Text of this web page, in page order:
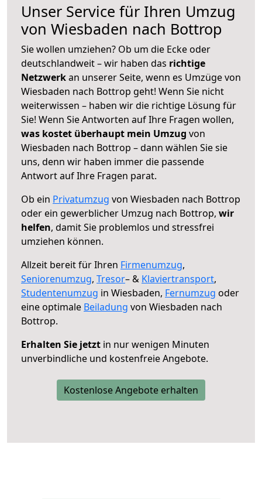
Unser Service für Ihren Umzug
von Wiesbaden nach Bottrop
Sie wollen umziehen? Ob um die Ecke oder
deutschlandweit – wir haben das richtige
Netzwerkan unserer Seite, wenn es Umzüge von
Wiesbaden nach Bottrop geht! Wenn Sie nicht
weiterwissen – haben wir die richtige Lösung für
Sie! Wenn Sie Antworten auf Ihre Fragen wollen,
was kostet überhaupt mein Umzug von
Wiesbaden nach Bottrop – dann wählen Sie sie
uns, denn wir haben immer die passende
Antwort auf Ihre Fragen parat.
Ob ein Privatumzug von Wiesbaden nach Bottrop
oder ein gewerblicher Umzug nach Bottrop, wir
helfen, damit Sie problemlos und stressfrei
umziehen können.
Allzeit bereit für Ihren Firmenumzug,
Seniorenumzug, Tresor– & Klaviertransport,
Studentenumzug in Wiesbaden, Fernumzug oder
eine optimale Beiladung von Wiesbaden nach
Bottrop.
Erhalten Sie jetzt in nur wenigen Minuten
unverbindliche und kostenfreie Angebote.
Kostenlose Angebote erhalten